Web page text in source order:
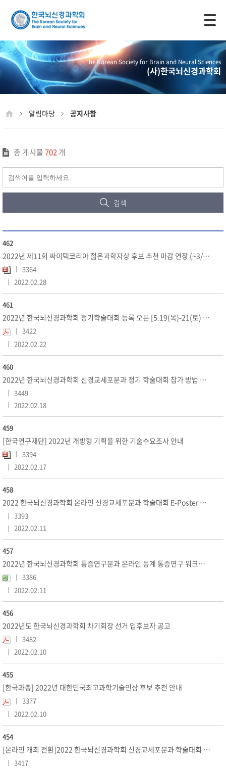
The Korean Society for Brain and Neural Sciences
(사)한국뇌신경과학회
알림마당 공지사항
총 게시물702개
검색
462
2022년 제11회 싸이텍코리아 젊은과학자상 후보 추천 마감 연장 (~3/8 까지)
3364
2022.02.28
461
2022년 한국뇌신경과학회 정기학술대회 등록 오픈 [5.19(목)-21(토) 개최]
3422
2022.02.22
460
2022년 한국뇌신경과학회 신경교세포분과 정기 학술대회 참가 방법 안내
3449
2022.02.18
459
[한국연구재단] 2022년 개방형 기획을 위한 기술수요조사 안내
3394
2022.02.17
458
2022 한국뇌신경과학회 온라인 신경교세포분과 학술대회 E-Poster 제출 안내
3393
2022.02.11
457
2022년 한국뇌신경과학회 통증연구분과 온라인 동계 통증연구 워크샵 개최 안내
3386
2022.02.11
456
2022년도 한국뇌신경과학회 차기회장 선거 입후보자 공고
3482
2022.02.10
455
[한국과총] 2022년 대한민국최고과학기술인상 후보 추천 안내
3377
2022.02.10
454
[온라인 개최 전환]2022 한국뇌신경과학회 신경교세포분과 학술대회 개최 안내
3417